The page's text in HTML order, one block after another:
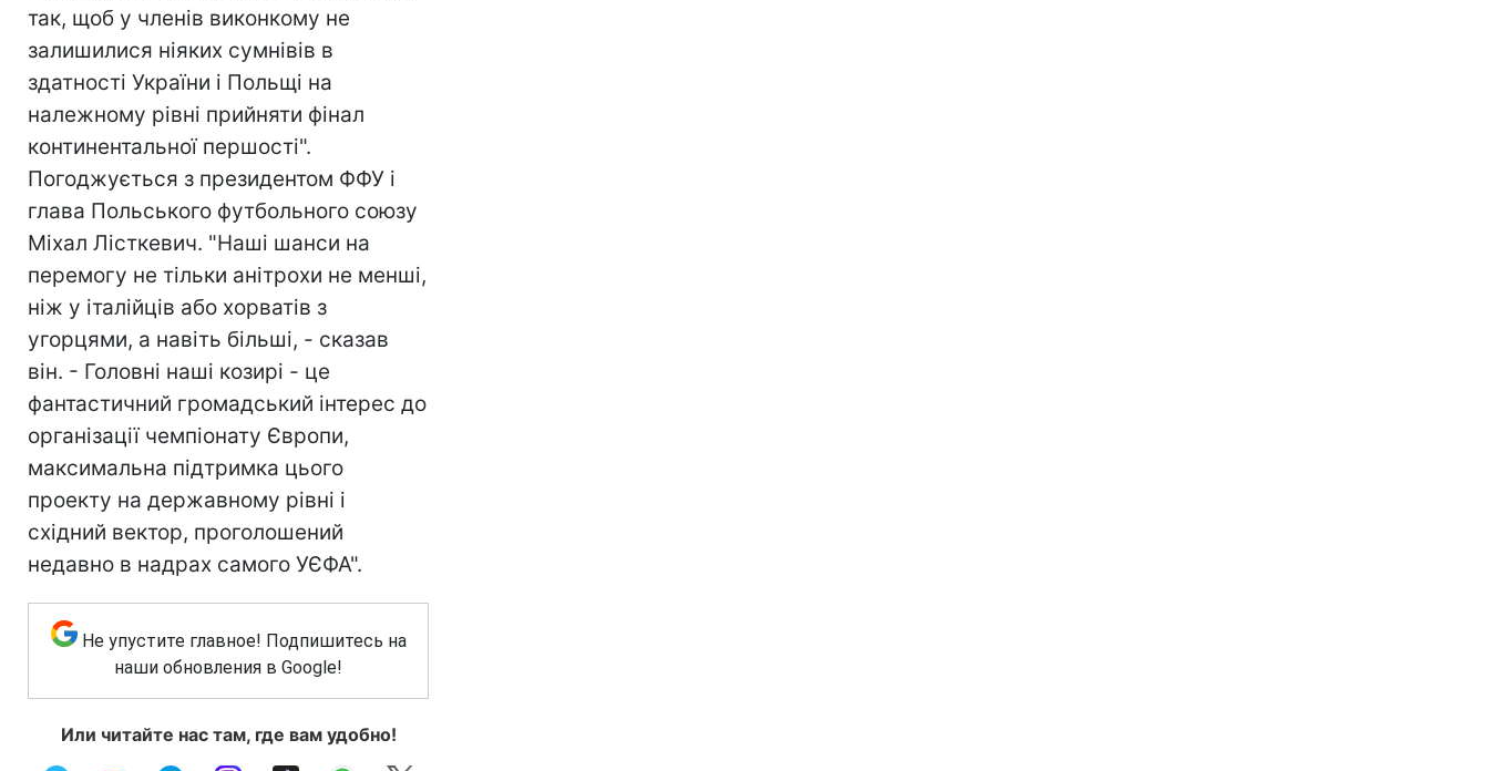
так, щоб у членів виконкому не
залишилися ніяких сумнівів в
здатності України і Польщі на
належному рівні прийняти фінал
континентальної першості".
Погоджується з президентом ФФУ і
глава Польського футбольного союзу
Міхал Лісткевич. "Наші шанси на
перемогу не тільки анітрохи не менші,
ніж у італійців або хорватів з
угорцями, а навіть більші, - сказав
він. - Головні наші козирі - це
фантастичний громадський інтерес до
організації чемпіонату Європи,
максимальна підтримка цього
проекту на державному рівні і
східний вектор, проголошений
недавно в надрах самого УЄФА".
Не упустите главное! Подпишитесь на
наши обновления в Google!
Или читайте нас там, где вам удобно!